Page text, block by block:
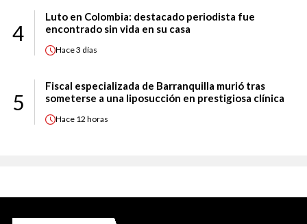
4
Luto en Colombia: destacado periodista fue
encontrado sin vida en su casa
Hace3 días
5
Fiscal especializada de Barranquilla murió tras
someterse a una liposucción en prestigiosa clínica
Hace 12 horas